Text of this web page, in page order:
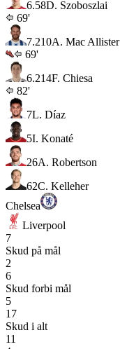
6.58D. Szoboszlai
69'
7.210A. Mac Allister
69'
6.214F. Chiesa
82'
7L. Díaz
5I. Konaté
26A. Robertson
62C. Kelleher
Chelsea
Liverpool
7
Skud på mål
2
6
Skud forbi mål
5
17
Skud i alt
11